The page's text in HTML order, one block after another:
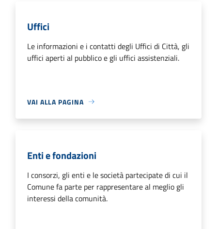
Uffici
Le informazioni e i contatti degli Uffici di Città, gli
uffici aperti al pubblico e gli uffici assistenziali.
VAI ALLA PAGINA
Enti e fondazioni
I consorzi, gli enti e le società partecipate di cui il
Comune fa parte per rappresentare al meglio gli
interessi della comunità.